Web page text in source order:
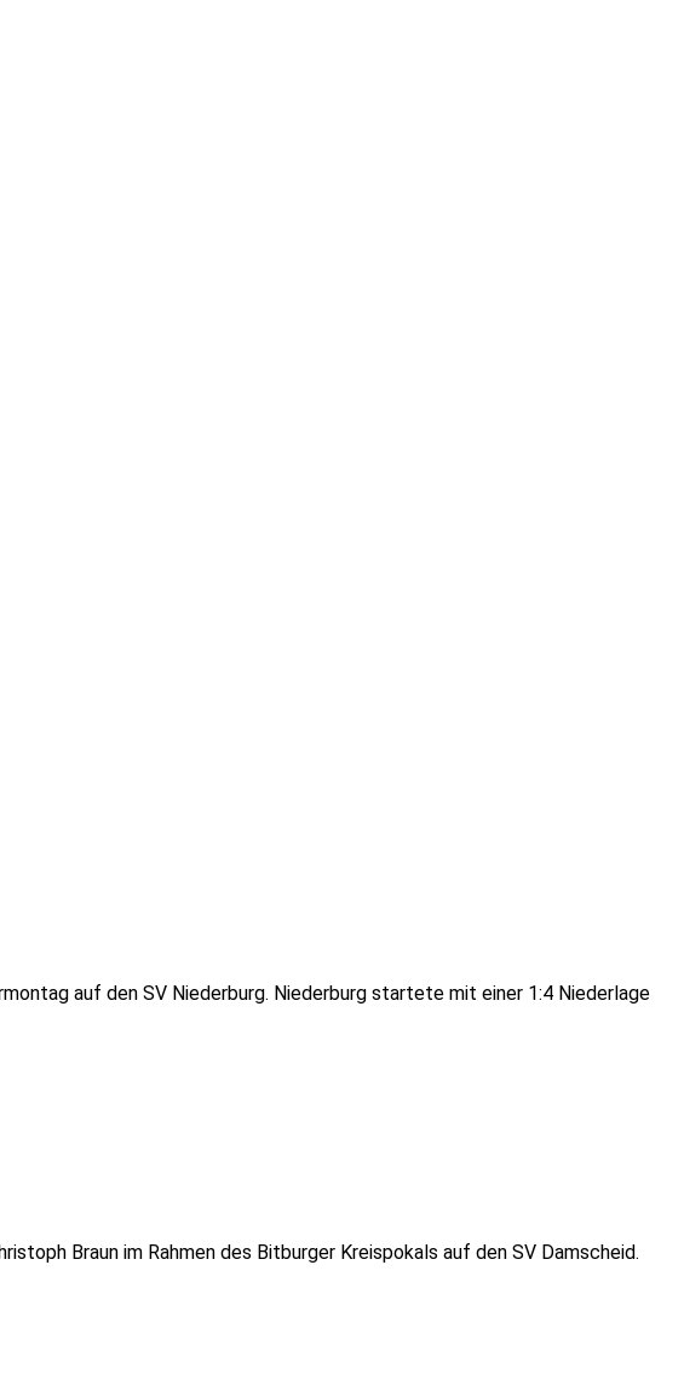
auf den SV Niederburg. Niederburg startete mit einer 1:4 Niederlage
Braun im Rahmen des Bitburger Kreispokals auf den SV Damscheid.